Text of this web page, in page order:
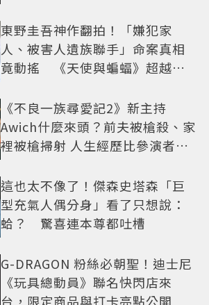
東野圭吾神作翻拍！「嫌犯家
人、被害人遺族聯手」命案真相
竟動搖 《天使與蝙蝠》超越懸
《不良一族尋愛記2》新主持
Awich什麼來頭？前夫被槍殺、家
裡被槍掃射 人生經歷比參演者還
這也太不像了！傑森史塔森「巨
型充氣人偶分身」看了只想說：
蛤？ 驚喜連本尊都吐槽
G-DRAGON 粉絲必朝聖！迪士尼
《玩具總動員》聯名快閃店來
台，限定商品與打卡亮點公開